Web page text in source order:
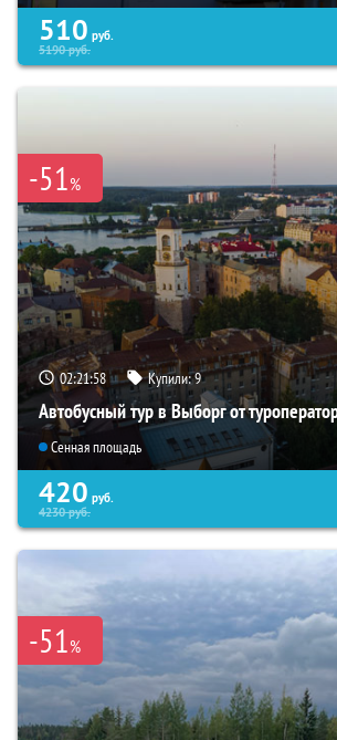
510 руб.
5190руб.
-51%
02:21:56 Купили:9
Автобусный тур в Выборг от
Сенная площадь
420 руб.
4230руб.
-51%